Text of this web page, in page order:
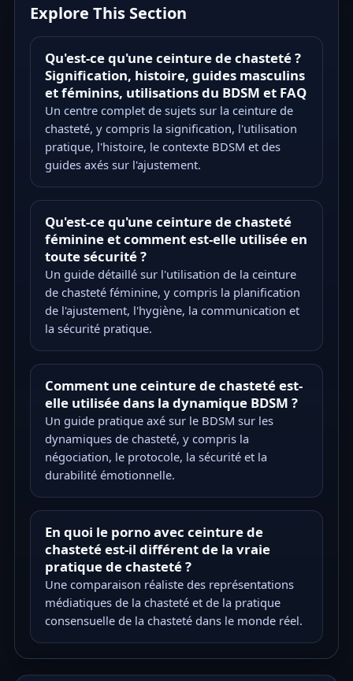
Explore This Section
Qu'est-ce qu'une ceinture de chasteté ?
Signification, histoire, guides masculins
et féminins, utilisations du BDSM et FAQ
Un centre complet de sujets sur la ceinture de
chasteté, y compris la signification, l'utilisation
pratique, l'histoire, le contexte BDSM et des
guides axés sur l'ajustement.
Qu'est-ce qu'une ceinture de chasteté
féminine et comment est-elle utilisée en
toute sécurité ?
Un guide détaillé sur l'utilisation de la ceinture
de chasteté féminine, y compris la planification
de l'ajustement, l'hygiène, la communication et
la sécurité pratique.
Comment une ceinture de chasteté est-
elle utilisée dans la dynamique BDSM ?
Un guide pratique axé sur le BDSM sur les
dynamiques de chasteté, y compris la
négociation, le protocole, la sécurité et la
durabilité émotionnelle.
En quoi le porno avec ceinture de
chasteté est-il différent de la vraie
pratique de chasteté ?
Une comparaison réaliste des représentations
médiatiques de la chasteté et de la pratique
consensuelle de la chasteté dans le monde réel.